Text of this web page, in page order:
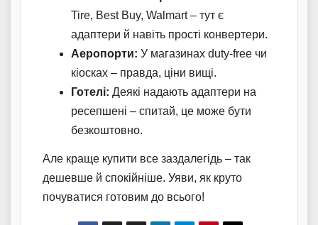
Tire, Best Buy, Walmart – тут є
адаптери й навіть прості конвертери.
Аеропорти: У магазинах duty-free чи
кіосках – правда, ціни вищі.
Готелі: Деякі надають адаптери на
ресепшені – спитай, це може бути
безкоштовно.
Але краще купити все заздалегідь – так
дешевше й спокійніше. Уяви, як круто
почуватися готовим до всього!